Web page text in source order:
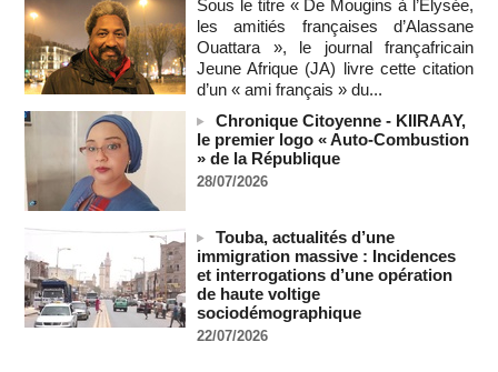
La Centrafrique et le Cameroun apaisent les tensions après
un incident frontalier
06/08/2026 -
Vu & Lu sur X - Donald Trump dans le piège à milliards de la
BBC
06/08/2026 -
Urbanisation rapide - Le délégué de quartier face aux défis
d'une banlieue durable
Cameroun : des migrants expulsés des États-Unis
saisissent la justice pour contester l'accord migratoire avec
Washington
06/08/2026 -
La Russie dénonce une « persécution politique » après
Sous le titre « De Mougins à l’Elysée,
les amitiés françaises d’Alassane
Ouattara », le journal françafricain
Jeune Afrique (JA) livre cette citation
d’un « ami français » du...
Chronique Citoyenne - KIIRAAY,
le premier logo « Auto-Combustion
» de la République
28/07/2026
Touba, actualités d’une
immigration massive : Incidences
et interrogations d’une opération
de haute voltige
sociodémographique
22/07/2026